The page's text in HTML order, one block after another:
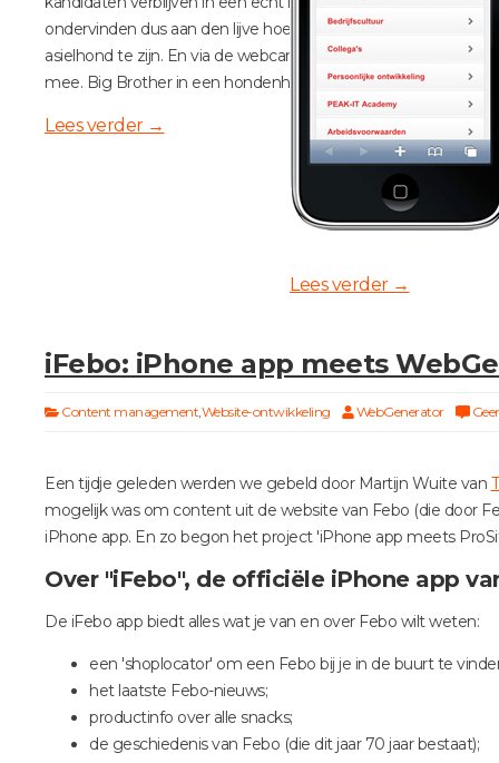
ondervinden dus aan den lijve hoe het is om
asielhond te zijn. En via de webcam kijkt de wereld
mee. Big Brother in een hondenhok!
Lees verder →
Lees verder →
iFebo: iPhone app meets
Content management,Website-ontwikkeling WebGenerator
Een tijdje geleden werden we gebeld door Martijn Wuite van
mogelijk was om content uit de website van Febo (die door
iPhone app. En zo begon het project 'iPhone app meets
Over "iFebo", de officiële iPhone app
De iFebo app biedt alles wat je van en over Febo wilt weten:
een 'shoplocator' om een Febo bij je in de buurt te
het laatste Febo-nieuws;
productinfo over alle snacks;
de geschiedenis van Febo (die dit jaar 70 jaar bestaat);